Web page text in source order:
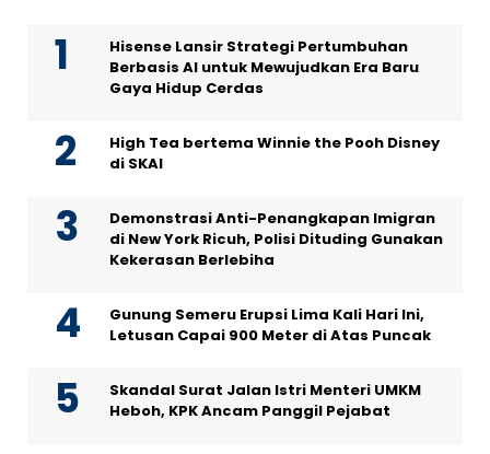
Hisense Lansir Strategi Pertumbuhan
Berbasis AI untuk Mewujudkan Era Baru
Gaya Hidup Cerdas
High Tea bertema Winnie the Pooh Disney
di SKAI
Demonstrasi Anti-Penangkapan Imigran
di New York Ricuh, Polisi Dituding Gunakan
Kekerasan Berlebiha
Gunung Semeru Erupsi Lima Kali Hari Ini,
Letusan Capai 900 Meter di Atas Puncak
Skandal Surat Jalan Istri Menteri UMKM
Heboh, KPK Ancam Panggil Pejabat